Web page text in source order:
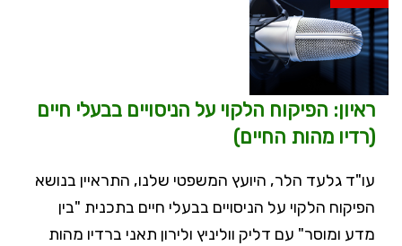
ראיון: הפיקוח הלקוי על הניסויים בבעלי חיים
(רדיו מהות החיים)
עו"ד גלעד הלר, היועץ המשפטי שלנו, התראיין בנושא
הפיקוח הלקוי על הניסויים בבעלי חיים בתכנית "בין
מדע ומוסר" עם דליק ווליניץ ולירון תאני ברדיו מהות